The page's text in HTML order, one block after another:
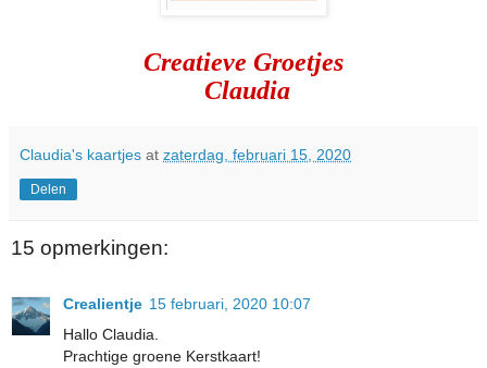
Creatieve Groetjes
Claudia
Claudia's kaartjes at zaterdag, februari 15, 2020
Delen
15 opmerkingen:
Crealientje 15 februari, 2020 10:07
Hallo Claudia.
Prachtige groene Kerstkaart!